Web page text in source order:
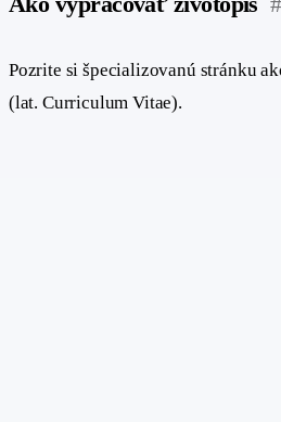
Pozrite si špecializovanú stránku
(lat. Curriculum Vitae).